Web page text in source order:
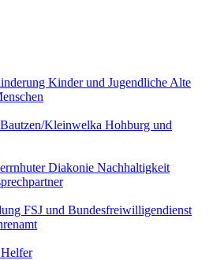
Kinder und Jugendliche Alte
Bautzen/Kleinwelka Hohburg und
Diakonie Nachhaltigkeit
FSJ und Bundesfreiwilligendienst